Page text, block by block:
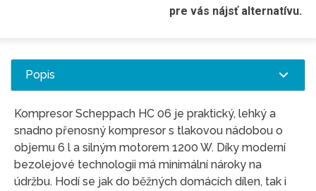
pre vás nájsť alternatívu.
Popis
Kompresor Scheppach HC 06 je praktický, lehký a
snadno přenosný kompresor s tlakovou nádobou o
objemu 6 l a silným motorem 1200 W. Díky moderní
bezolejové technologii má minimální nároky na
údržbu. Hodí se jak do běžných domácích dílen, tak i